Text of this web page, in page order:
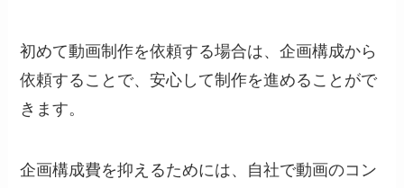
初めて動画制作を依頼する場合は、企画構成から
依頼することで、安心して制作を進めることがで
きます。
企画構成費を抑えるためには、自社で動画のコン